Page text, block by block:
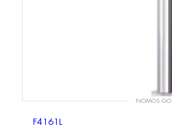
NOMOS GO
F4161L